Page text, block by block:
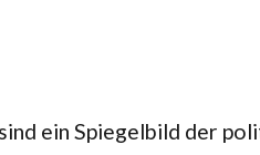
ein Spiegelbild der